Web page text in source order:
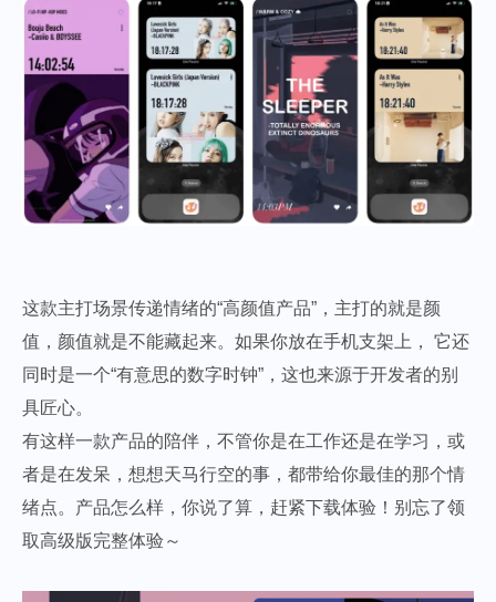
这款主打场景传递情绪的“高颜值产品”，主打的就是颜
值，颜值就是不能藏起来。如果你放在手机支架上， 它还
同时是一个“有意思的数字时钟”，这也来源于开发者的别
具匠心。
有这样一款产品的陪伴，不管你是在工作还是在学习，或
者是在发呆，想想天马行空的事，都带给你最佳的那个情
绪点。产品怎么样，你说了算，赶紧下载体验！别忘了领
取高级版完整体验～